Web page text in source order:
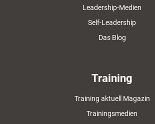
Leadership-Medien
Self-Leadership
Das Blog
Training
Training aktuell Magazin
Trainingsmedien